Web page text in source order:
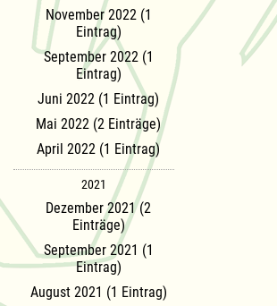
November 2022 (1
Eintrag)
September 2022 (1
Eintrag)
Juni 2022 (1 Eintrag)
Mai 2022 (2 Einträge)
April 2022 (1 Eintrag)
2021
Dezember 2021 (2
Einträge)
September 2021 (1
Eintrag)
August 2021 (1 Eintrag)